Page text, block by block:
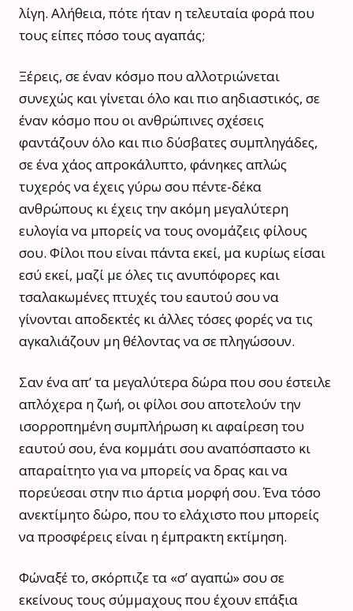
λίγη. Αλήθεια, πότε ήταν η τελευταία φορά που
τους είπες πόσο τους αγαπάς;
Ξέρεις, σε έναν κόσμο που αλλοτριώνεται
συνεχώς και γίνεται όλο και πιο αηδιαστικός, σε
έναν κόσμο που οι ανθρώπινες σχέσεις
φαντάζουν όλο και πιο δύσβατες συμπληγάδες,
σε ένα χάος απροκάλυπτο, φάνηκες απλώς
τυχερός να έχεις γύρω σου πέντε-δέκα
ανθρώπους κι έχεις την ακόμη μεγαλύτερη
ευλογία να μπορείς να τους ονομάζεις φίλους
σου. Φίλοι που είναι πάντα εκεί, μα κυρίως είσαι
εσύ εκεί, μαζί με όλες τις ανυπόφορες και
τσαλακωμένες πτυχές του εαυτού σου να
γίνονται αποδεκτές κι άλλες τόσες φορές να τις
αγκαλιάζουν μη θέλοντας να σε πληγώσουν.
Σαν ένα απ’ τα μεγαλύτερα δώρα που σου έστειλε
απλόχερα η ζωή, οι φίλοι σου αποτελούν την
ισορροπημένη συμπλήρωση κι αφαίρεση του
εαυτού σου, ένα κομμάτι σου αναπόσπαστο κι
απαραίτητο για να μπορείς να δρας και να
πορεύεσαι στην πιο άρτια μορφή σου. Ένα τόσο
ανεκτίμητο δώρο, που το ελάχιστο που μπορείς
να προσφέρεις είναι η έμπρακτη εκτίμηση.
Φώναξέ το, σκόρπιζε τα «σ’ αγαπώ» σου σε
εκείνους τους σύμμαχους που έχουν επάξια